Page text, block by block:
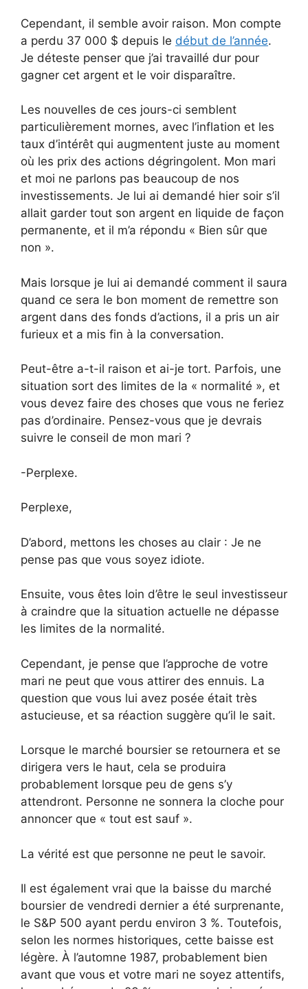
Cependant, il semble avoir raison. Mon compte
a perdu 37 000 $ depuis le début de l’année.
Je déteste penser que j’ai travaillé dur pour
gagner cet argent et le voir disparaître.
Les nouvelles de ces jours-ci semblent
particulièrement mornes, avec l’inflation et les
taux d’intérêt qui augmentent juste au moment
où les prix des actions dégringolent. Mon mari
et moi ne parlons pas beaucoup de nos
investissements. Je lui ai demandé hier soir s’il
allait garder tout son argent en liquide de façon
permanente, et il m’a répondu « Bien sûr que
non ».
Mais lorsque je lui ai demandé comment il saura
quand ce sera le bon moment de remettre son
argent dans des fonds d’actions, il a pris un air
furieux et a mis fin à la conversation.
Peut-être a-t-il raison et ai-je tort. Parfois, une
situation sort des limites de la « normalité », et
vous devez faire des choses que vous ne feriez
pas d’ordinaire. Pensez-vous que je devrais
suivre le conseil de mon mari ?
-Perplexe.
Perplexe,
D’abord, mettons les choses au clair : Je ne
pense pas que vous soyez idiote.
Ensuite, vous êtes loin d’être le seul investisseur
à craindre que la situation actuelle ne dépasse
les limites de la normalité.
Cependant, je pense que l’approche de votre
mari ne peut que vous attirer des ennuis. La
question que vous lui avez posée était très
astucieuse, et sa réaction suggère qu’il le sait.
Lorsque le marché boursier se retournera et se
dirigera vers le haut, cela se produira
probablement lorsque peu de gens s’y
attendront. Personne ne sonnera la cloche pour
annoncer que « tout est sauf ».
La vérité est que personne ne peut le savoir.
Il est également vrai que la baisse du marché
boursier de vendredi dernier a été surprenante,
le S&P 500 ayant perdu environ 3 %. Toutefois,
selon les normes historiques, cette baisse est
légère. À l’automne 1987, probablement bien
avant que vous et votre mari ne soyez attentifs,